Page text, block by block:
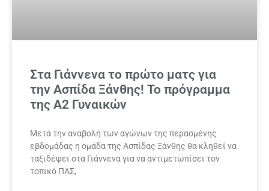
Στα Γιάννενα το πρώτο ματς για
την Ασπίδα Ξάνθης! Το πρόγραμμα
της Α2 Γυναικών
Μετά την αναβολή των αγώνων της περασμένης
εβδομάδας η ομάδα της Ασπίδας Ξάνθης θα κληθεί να
ταξιδέψει στα Γιάννενα για να αντιμετωπίσει τον
τοπικό ΠΑΣ,